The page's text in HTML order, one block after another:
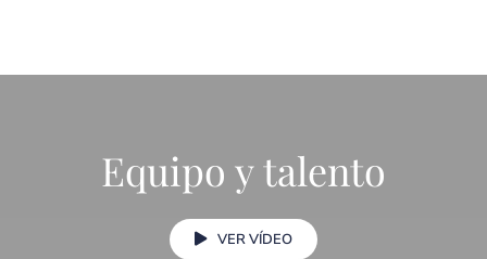
Equipo y talento
VER VÍDEO